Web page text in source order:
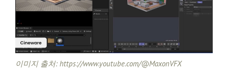
이미지 출처: https://www.youtube.com/@MaxonVFX